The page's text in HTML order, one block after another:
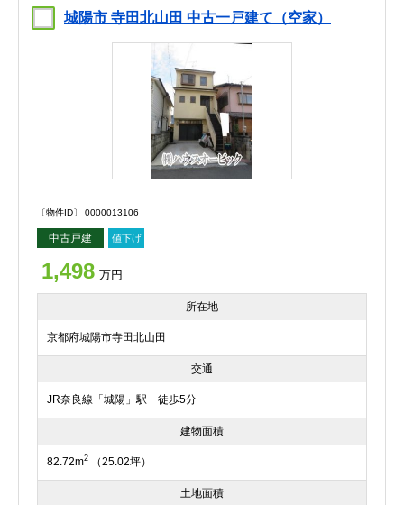
城陽市 寺田北山田 中古一戸建て（空家）
〔物件ID〕 0000013106
中古戸建 値下げ
1,498 万円
所在地
京都府城陽市寺田北山田
交通
JR奈良線「城陽」駅 徒歩5分
建物面積
82.72m2 （25.02坪）
土地面積